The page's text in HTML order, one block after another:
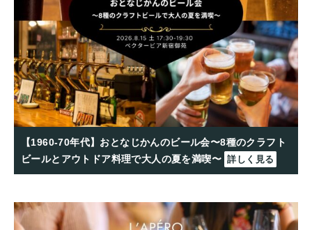
【1960-70年代】おとなじかんのビール会〜8種のクラフト
ビールとアウトドア料理で大人の夏を満喫〜 詳しく見る